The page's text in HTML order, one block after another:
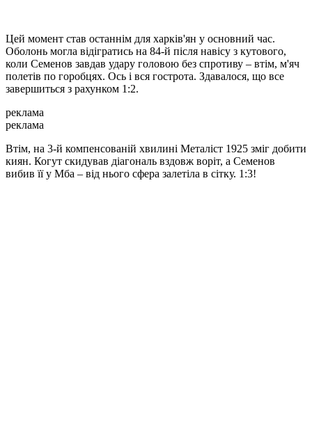
Цей момент став останнім для харків'ян у основний час.
Оболонь могла відігратись на 84-й після навісу з кутового,
коли Семенов завдав удару головою без спротиву – втім, м'яч
полетів по горобцях. Ось і вся гострота. Здавалося, що все
завершиться з рахунком 1:2.
реклама
реклама
Втім, на 3-й компенсованій хвилині Металіст 1925 зміг добити
киян. Когут скидував діагональ вздовж воріт, а Семенов
вибив її у Мба – від нього сфера залетіла в сітку. 1:3!